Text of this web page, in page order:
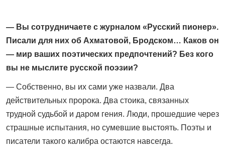
— Вы сотрудничаете с журналом «Русский пионер».
Писали для них об Ахматовой, Бродском… Каков он
— мир ваших поэтических предпочтений? Без кого
вы не мыслите русской поэзии?
— Собственно, вы их сами уже назвали. Два
действительных пророка. Два стоика, связанных
трудной судьбой и даром гения. Люди, прошедшие через
страшные ­испытания, но сумевшие выстоять. Поэты и
писатели такого калибра остаются навсегда.